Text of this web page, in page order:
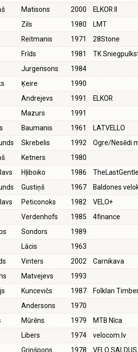
Matisons 2000
ELKOR II
Zils 1980
LMT
Reitmanis 1971
28Stone
Frīds 1981
TK
Jurgensons
1984
Ķeire
1990
Andrejevs 1991
ELKOR
Mazurs
1991
Baumanis 1961
LATVELLO
Skrebelis 1992
Ogre/Nesēdi
Ketners
1980
Hļiboiko 1986
Gustiņš 1967
Baldones
Peticonoks 1982
VELO+
Verdenhofs 1985
4finance
Sondors
1989
Lācis
1963
Vinters 2002
Carnikava
Matvejevs
1993
Kuncevičs 1987
Folklan
Andersons
1970
Mūrēns 1979
MTB Nīca
Libers 1974
velocom.lv
Grinšpons 1978
VELO SALDUS